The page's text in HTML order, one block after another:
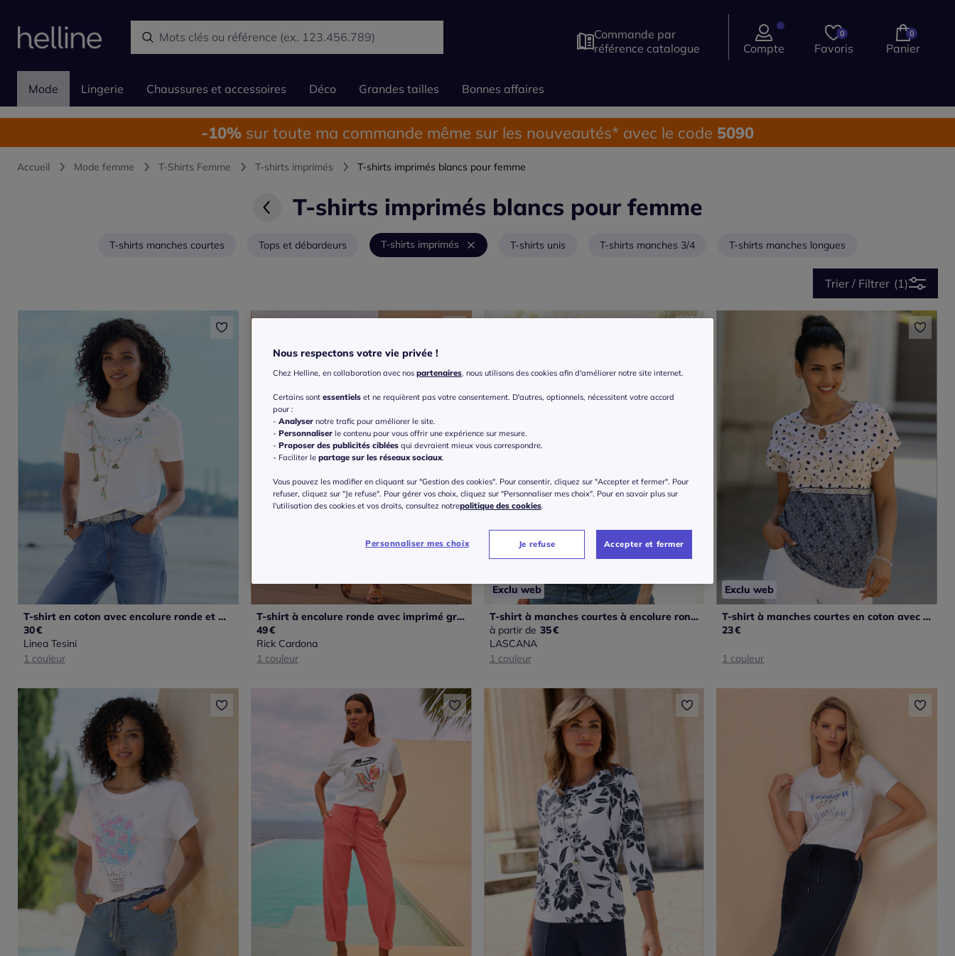
Commande par
référence catalogue
Compte
0
Favoris
0
Panier
Mode Lingerie Chaussures et accessoires Déco Grandes tailles Bonnes affaires
-10% sur toute ma commande même sur les nouveautés* avec le code 5090
Accueil Mode femme T-Shirts Femme T-shirts imprimés T-shirts imprimés blancs pour femme
T-shirts imprimés blancs pour femme
T-shirts manches courtes Tops et débardeurs T-shirts imprimés T-shirts unis T-shirts manches 3/4 T-shirts manches longues
Trier / Filtrer (1)
T-shirt en coton avec encolure ronde et motifs floraux
30€
Linea Tesini
1 couleur
T-shirt à encolure ronde avec imprimé graphique devant et manches courtes
49€
Rick Cardona
1 couleur
Exclu web
T-shirt à manches courtes à encolure ronde avec imprimé mandala
à partir de 35€
LASCANA
1 couleur
Exclu web
T-shirt à manches courtes en coton avec motifs imprimés variés
23€
1 couleur
Nous respectons votre vie privée !
Chez Helline, en collaboration avec nos partenaires, nous utilisons des cookies afin d'améliorer notre site internet.
Certains sont essentiels et ne requièrent pas votre consentement. D'autres, optionnels, nécessitent votre accord
pour :
- Analyser notre trafic pour améliorer le site.
- Personnaliser le contenu pour vous offrir une expérience sur mesure.
- Proposer des publicités ciblées qui devraient mieux vous correspondre.
- Faciliter le partage sur les réseaux sociaux.
Vous pouvez les modifier en cliquant sur "Gestion des cookies". Pour consentir, cliquez sur "Accepter et fermer". Pour
refuser, cliquez sur "Je refuse". Pour gérer vos choix, cliquez sur "Personnaliser mes choix". Pour en savoir plus sur
l'utilisation des cookies et vos droits, consultez notrepolitique des cookies.
Personnaliser mes choix Je refuse Accepter et fermer